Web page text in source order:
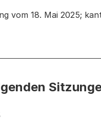
vom 18. Mai 2025;
Informationen